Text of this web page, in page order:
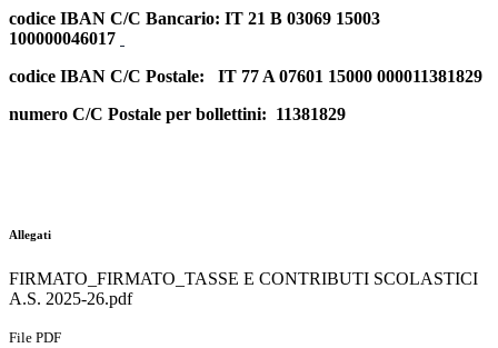
codice IBAN C/C Bancario: IT 21 B 03069 15003
100000046017
codice IBAN C/C Postale: IT 77 A 07601 15000 000011381829
numero C/C Postale per bollettini: 11381829
Allegati
FIRMATO_FIRMATO_TASSE E CONTRIBUTI SCOLASTICI
A.S. 2025-26.pdf
File PDF